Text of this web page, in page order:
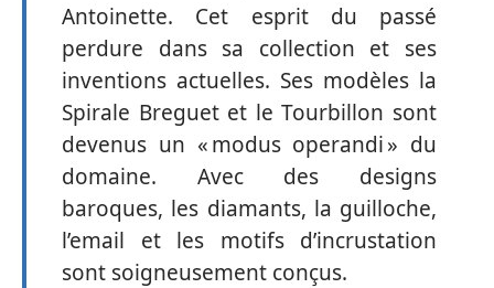
Antoinette. Cet esprit du passé
perdure dans sa collection et ses
inventions actuelles. Ses modèles la
Spirale Breguet et le Tourbillon sont
devenus un « modus operandi » du
domaine. Avec des designs
baroques, les diamants, la guilloche,
l’email et les motifs d’incrustation
sont soigneusement conçus.